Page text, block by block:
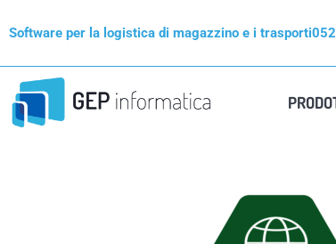
alSoftware per la logistica di magazzino e i trasporti